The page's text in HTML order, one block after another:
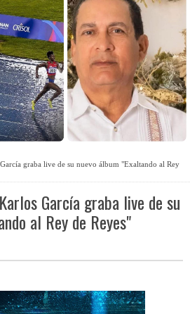
graba live de su nuevo álbum "Exaltando al Rey
García graba live de su
al Rey de Reyes"